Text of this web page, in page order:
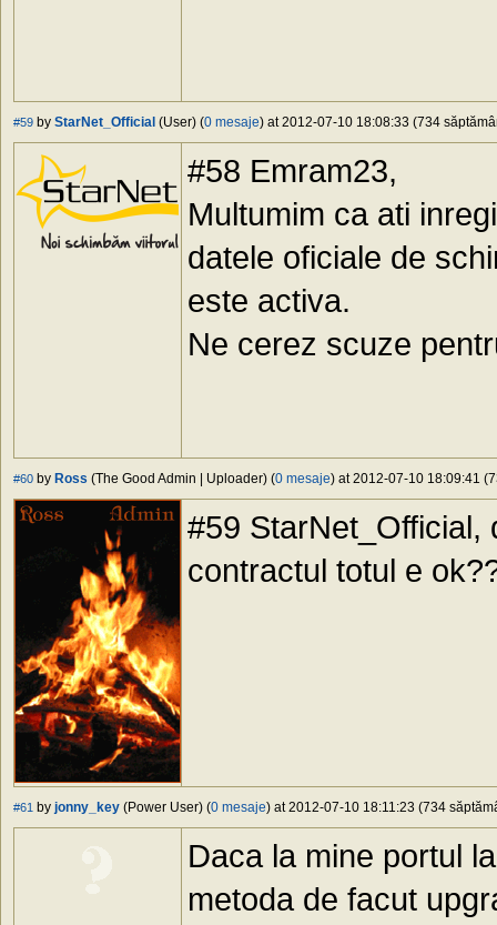
#59 by StarNet_Official (User) (0 mesaje) at 2012-07-10 18:08:33 (734
#58 Emram23,
Multumim ca ati
datele oficiale de
este activa.
Ne cerez scuze
#60 by Ross (The Good Admin | Uploader) (0 mesaje) at 2012-07-10 18:09:41
#59 StarNet_Official,
contractul totul e
#61 by jonny_key (Power User) (0 mesaje) at 2012-07-10 18:11:23 (734
Daca la mine portul
metoda de facut